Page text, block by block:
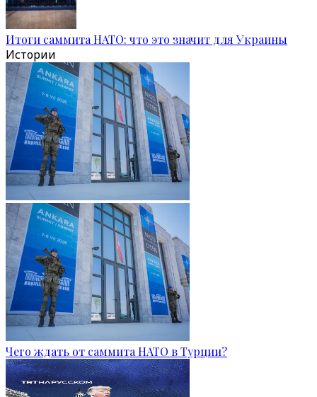
Итоги саммита НАТО: что это значит для Украины
Истории
Чего ждать от саммита НАТО в Турции?